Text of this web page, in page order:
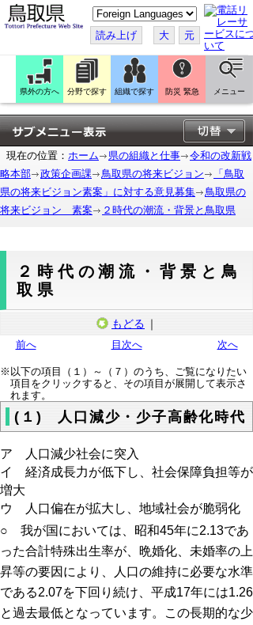
こ
の
ペ
ー
ジ
翻
訳
す
る
読み上げ 大 元
県外の方へ 分野で探す 組織で探す 防災 緊急 メニュー
現在の位置： ホーム 県の組織と仕事
令和の改新戦
略本部
政策企画課 鳥取県の将来ビジョン
「鳥取
県の将来ビジョン素案」に対する意見募集
鳥取県の
将来ビジョン 素案
２時代の潮流・背景と鳥取県
２時代の潮流・背景と鳥
取県
もどる ｜
前へ 目次へ 次へ
※以下の項目（１）～（７）のうち、ご覧になりたい
項目をクリックすると、その項目が展開して表示さ
れます。
(１) 人口減少・少子高齢化時代
ア 人口減少社会に突入
イ 経済成長力が低下し、社会保障負担等が
増大
ウ 人口偏在が拡大し、地域社会が脆弱化
○ 我が国においては、昭和45年に2.13であ
った合計特殊出生率が、晩婚化、未婚率の上
昇等の要因により、人口の維持に必要な水準
である2.07を下回り続け、平成17年には1.26
と過去最低となっています。この長期的な少